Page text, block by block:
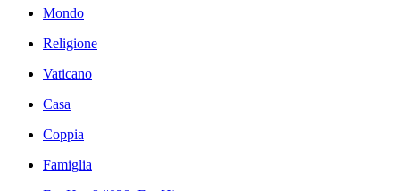
Mondo
Religione
Vaticano
Casa
Coppia
Famiglia